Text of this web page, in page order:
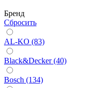
Бренд
Сбросить
AL-KO (83)
Black&Decker (40)
Bosch (134)